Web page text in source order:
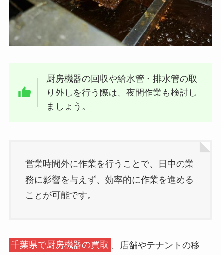
厨房機器の回収や給水管・排水管の取
り外しを行う際は、夜間作業も検討し
ましょう。
営業時間外に作業を行うことで、日中の業
務に影響を与えず、効率的に作業を進める
ことが可能です。
千葉県で厨房機器の買取 、店舗やテナントの移